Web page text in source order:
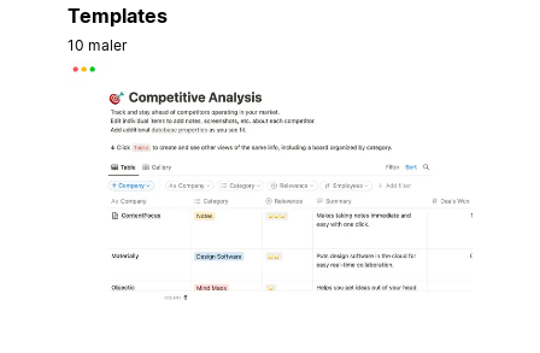
Templates
10 maler